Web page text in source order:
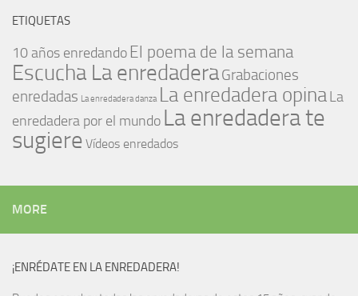
ETIQUETAS
10 años enredando El poema de la semana
Escucha La enredaderaGrabaciones
enredadas La enredadera danza La enredadera opina La
enredadera por el mundo La enredadera te
sugiere Vídeos enredados
MORE
¡ENRÉDATE EN LA ENREDADERA!